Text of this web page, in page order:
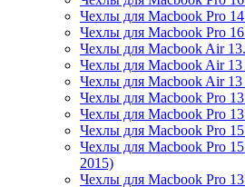
Чехлы для Macbook Pro 14
Чехлы для Macbook Pro
Чехлы для Macbook Air
Чехлы для Macbook Air 13
Чехлы для Macbook Air 13
Чехлы для Macbook Pro
Чехлы для Macbook Pro
Чехлы для Macbook Pro
Чехлы для Macbook Pro
2015)
Чехлы для Macbook Pro